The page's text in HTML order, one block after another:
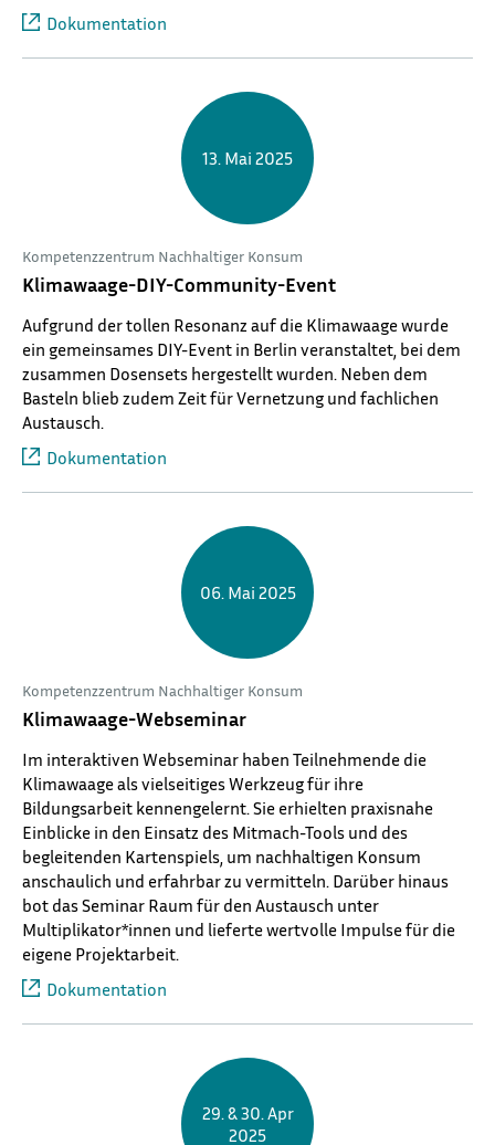
Dokumentation
13. Mai 2025
Kompetenzzentrum Nachhaltiger Konsum
Klimawaage-DIY-Community-Event
Aufgrund der tollen Resonanz auf die Klimawaage wurde
ein gemeinsames DIY-Event in Berlin veranstaltet, bei dem
zusammen Dosensets hergestellt wurden. Neben dem
Basteln blieb zudem Zeit für Vernetzung und fachlichen
Austausch.
Dokumentation
06. Mai 2025
Kompetenzzentrum Nachhaltiger Konsum
Klimawaage-Webseminar
Im interaktiven Webseminar haben Teilnehmende die
Klimawaage als vielseitiges Werkzeug für ihre
Bildungsarbeit kennengelernt. Sie erhielten praxisnahe
Einblicke in den Einsatz des Mitmach-Tools und des
begleitenden Kartenspiels, um nachhaltigen Konsum
anschaulich und erfahrbar zu vermitteln. Darüber hinaus
bot das Seminar Raum für den Austausch unter
Multiplikator*innen und lieferte wertvolle Impulse für die
eigene Projektarbeit.
Dokumentation
29. & 30. Apr
2025